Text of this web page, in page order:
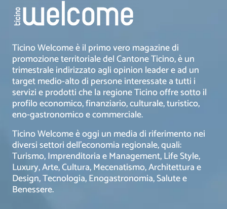
Ticino Welcome è il primo vero magazine di
promozione territoriale del Cantone Ticino, è un
trimestrale indirizzato agli opinion leader e ad un
target medio-alto di persone interessate a tutti i
servizi e prodotti che la regione Ticino offre sotto il
profilo economico, finanziario, culturale, turistico,
eno-gastronomico e commerciale.
Ticino Welcome è oggi un media di riferimento nei
diversi settori dell’economia regionale, quali:
Turismo, Imprenditoria e Management, Life Style,
Luxury, Arte, Cultura, Mecenatismo, Architettura e
Design, Tecnologia, Enogastronomia, Salute e
Benessere.